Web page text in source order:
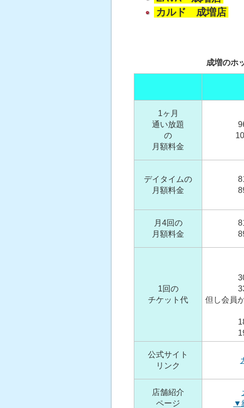
カルド 成増店
成増のホ
1ヶ月
通い放題
の
月額料金
デイタイムの
月額料金
月4回の
月額料金
1回の
チケット代
但し会員
公式サイト
リンク
店舗紹介
ページ
▼